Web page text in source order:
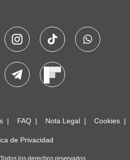
FAQ Nota Legal Cookies
de Privacidad
los derechos reservados